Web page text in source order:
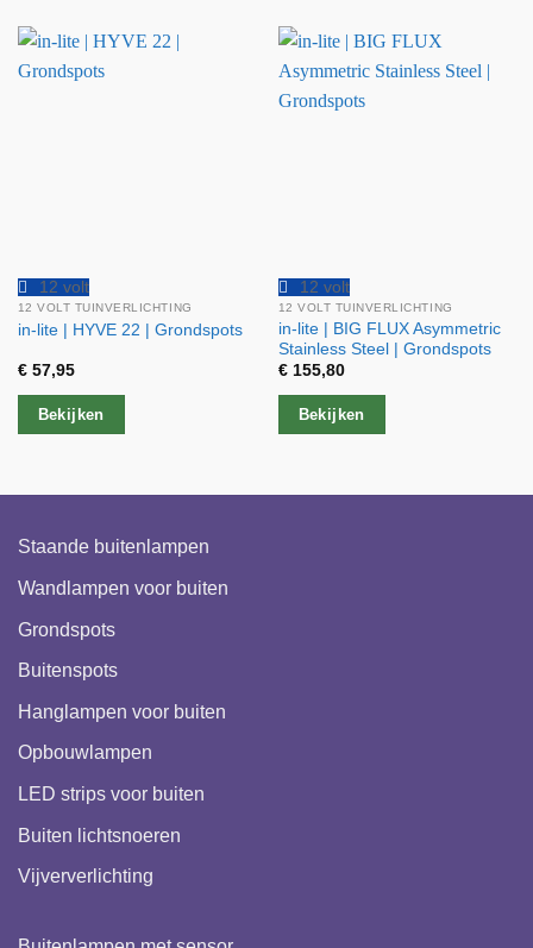
12 volt
12 VOLT TUINVERLICHTING
in-lite | HYVE 22 | Grondspots
€57,95
Bekijken
12 volt
12 VOLT TUINVERLICHTING
in-lite | BIG FLUX Asymmetric
Stainless Steel | Grondspots
€155,80
Bekijken
Staande buitenlampen
Wandlampen voor buiten
Grondspots
Buitenspots
Hanglampen voor buiten
Opbouwlampen
LED strips voor buiten
Buiten lichtsnoeren
Vijververlichting